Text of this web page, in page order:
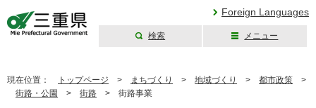
Foreign Languages
検索 メニュー
現在位置： トップページ > まちづくり > 地域づくり > 都市政策 >
街路・公園
> 街路 > 街路事業